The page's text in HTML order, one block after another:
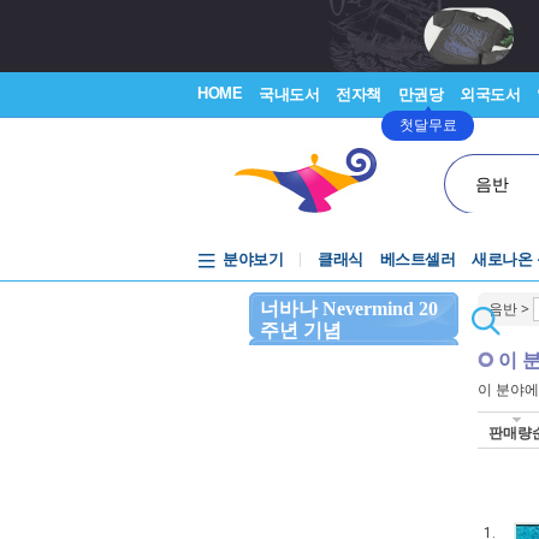
HOME 국내도서 전자책 만권당
첫달무료
외국도서
음반
분야보기 클래식 베스트셀러 새로나온
너바나 Nevermind 20
주년 기념
음반>
이
이 분야
판매량
1.